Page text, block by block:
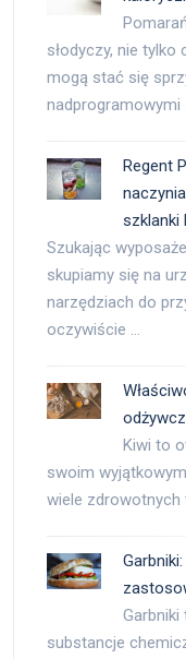
słodyczy, nie tylko
mogą stać się
nadprogramowymi
Regent
szklanki
Szukając
skupiamy się na
narzędziach do
oczywiście …
Kiwi to
swoim
wiele zdrowotnych
substancje